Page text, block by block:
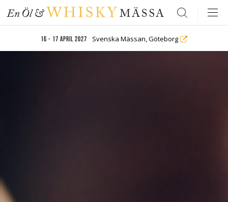
16 - 17 april 2027 Svenska Mässan, Göteborg
Search